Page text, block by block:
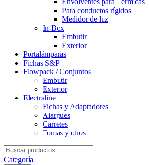
Envolventes para Térmicas
Para conductos rígidos
Medidor de luz
In-Box
Embutir
Exterior
Portalámparas
Fichas S&P
Flowpack / Conjuntos
Embutir
Exterior
Electraline
Fichas y Adaptadores
Alargues
Carretes
Tomas y otros
Search
for:
Categoría